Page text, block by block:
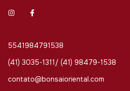
5541984791538
(41) 3035-1311/ (41) 98479-1538
contato@bonsaioriental.com